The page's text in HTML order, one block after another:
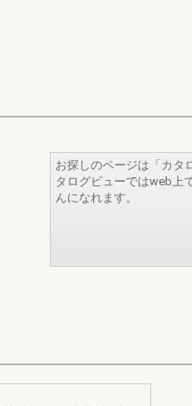
お探しのページは「カタ
タログビューではweb上
んになれます。